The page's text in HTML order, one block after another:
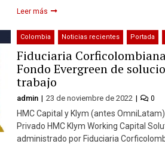
Leer más
Colombia Noticias recientes Portada
Fiduciaria
Fondo Evergreen de
trabajo
admin 23 de noviembre de 2022 0
HMC Capital y Klym (antes
Privado HMC Klym Working Capital
administrado por Fiduciaria